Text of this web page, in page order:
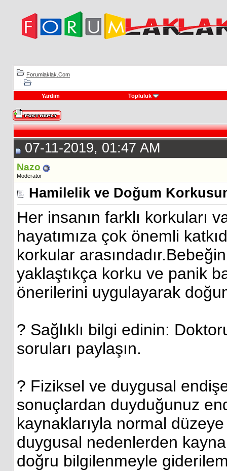
Forumlaklak.Com
Yardım Topluluk
07-11-2019, 01:47 AM
Nazo
Moderator
Hamilelik ve Doğum
Her insanın farklı korkuları
hayatımıza çok önemli
korkular
yaklaştıkça korku ve panik
önerilerini uygulayarak
? Sağlıklı bilgi edinin:
soruları paylaşın.
? Fiziksel ve duygusal
sonuçlardan duyduğunuz
kaynaklarıyla normal
duygusal nedenlerden
doğru bilgilenmeyle